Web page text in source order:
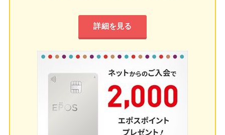
詳細を見る